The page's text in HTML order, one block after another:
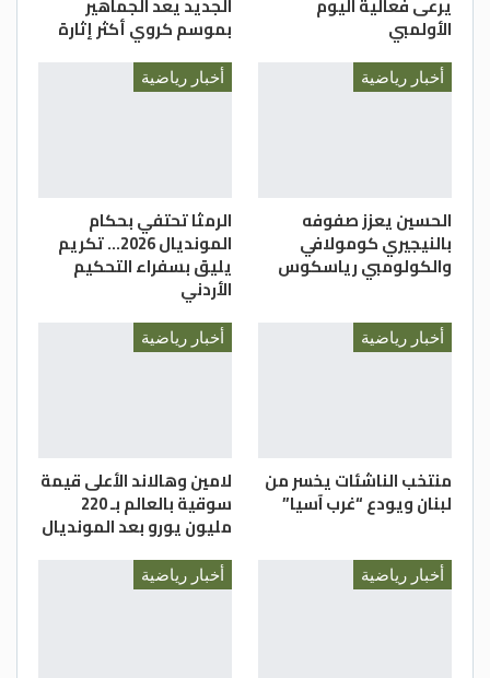
يرعى فعالية اليوم
الأولمبي
الجديد يعد الجماهير
بموسم كروي أكثر إثارة
أخبار رياضية
الحسين يعزز صفوفه
بالنيجيري كومولافي
والكولومبي رياسكوس
أخبار رياضية
الرمثا تحتفي بحكام
المونديال 2026… تكريم
يليق بسفراء التحكيم
الأردني
أخبار رياضية
منتخب الناشئات يخسر من
لبنان ويودع “غرب آسيا”
أخبار رياضية
لامين وهالاند الأعلى قيمة
سوقية بالعالم بـ 220
مليون يورو بعد المونديال
أخبار رياضية أخبار رياضية